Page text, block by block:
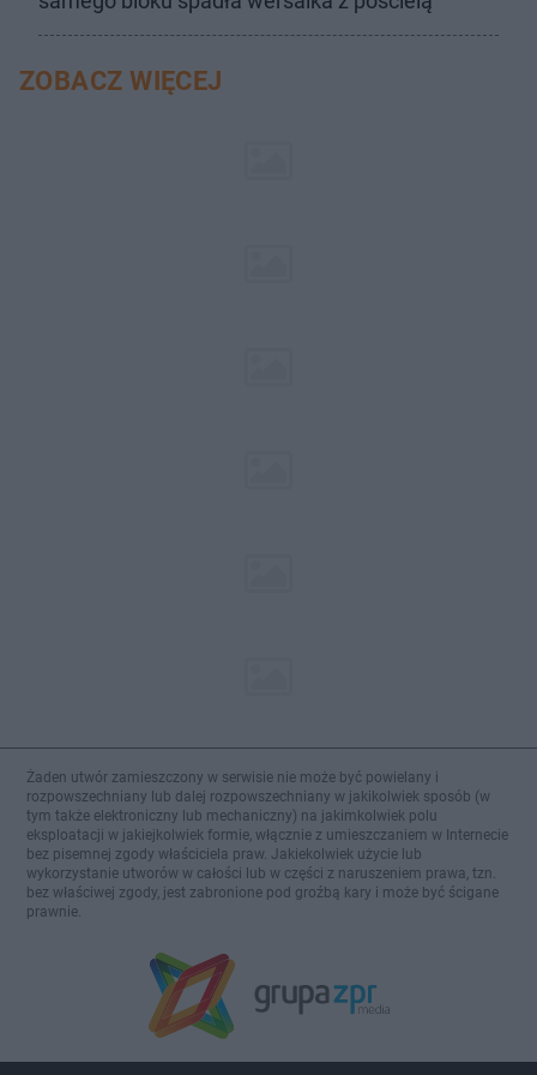
ZOBACZ WIĘCEJ
Żaden utwór zamieszczony w serwisie nie może być powielany i
rozpowszechniany lub dalej rozpowszechniany w jakikolwiek sposób (w
tym także elektroniczny lub mechaniczny) na jakimkolwiek polu
eksploatacji w jakiejkolwiek formie, włącznie z umieszczaniem w Internecie
bez pisemnej zgody właściciela praw. Jakiekolwiek użycie lub
wykorzystanie utworów w całości lub w części z naruszeniem prawa, tzn.
bez właściwej zgody, jest zabronione pod groźbą kary i może być ścigane
prawnie.